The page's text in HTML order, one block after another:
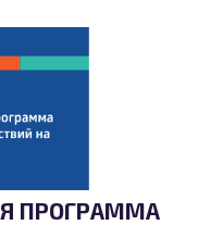
ПРОГРАММА